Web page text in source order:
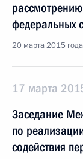
федеральных
20 марта 2015
17 марта
Заседание
по
содействия